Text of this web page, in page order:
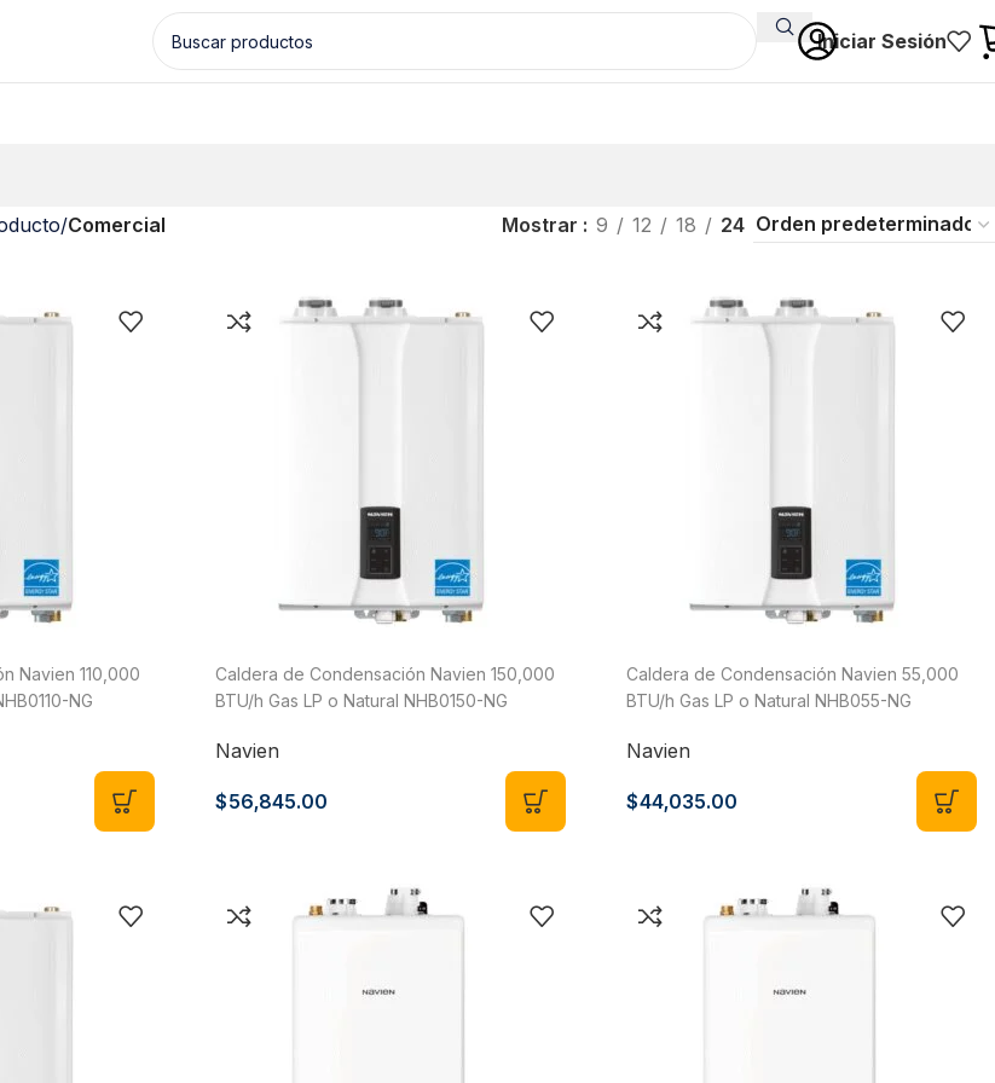
Bombas para Agua
Sumergibles para Agua Limpia
Mangueras Flexibles de Conexión
Para Lavabo y Fregadero
Para Hidroneumático
Tinacos,
Tanques
Tolvas
Iniciar Sesión
/Comercial Mostrar 9 12 18 24
Navien 110,000
NG
Caldera de Condensación Navien 150,000
BTU/h Gas LP o Natural NHB0150-NG
Navien
$56,845.00
Caldera de Condensación Navien 55,000
BTU/h Gas LP o Natural NHB055-NG
Navien
$44,035.00